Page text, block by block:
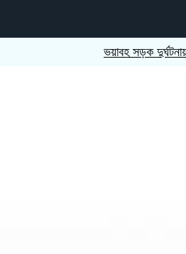
ভয়াবহ সড়ক দুর্ঘটনায় আহত